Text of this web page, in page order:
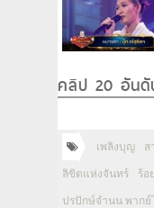
คลิป 20 อันดั
เพลิงบุญ ส
ลิขิตแห่งจันทร์ ร้อ
ปรปักษ์จำนน พากย์